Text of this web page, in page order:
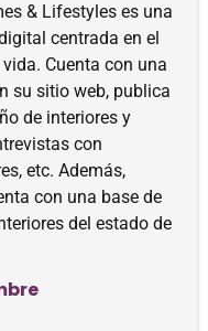
& Lifestyles es una
centrada en el
Cuenta con una
su sitio web, publica
de interiores y
con
etc. Además,
con una base de
del estado de